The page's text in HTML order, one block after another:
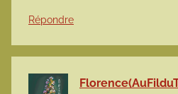
Répondre